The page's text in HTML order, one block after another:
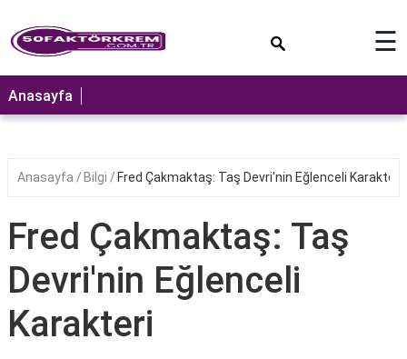
ANASAYFA
☰
Anasayfa
Anasayfa Bilgi Fred Çakmaktaş: Taş Devri'nin Eğlenceli Karakteri
Fred Çakmaktaş: Taş
Devri'nin Eğlenceli
Karakteri